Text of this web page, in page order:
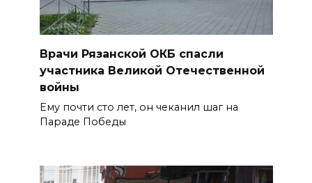
Врачи Рязанской ОКБ спасли
участника Великой Отечественной
войны
Ему почти сто лет, он чеканил шаг на
Параде Победы